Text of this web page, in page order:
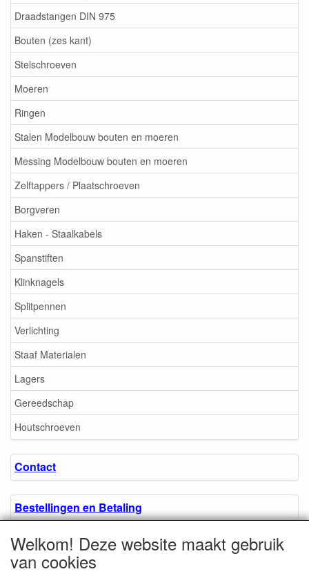
Draadstangen DIN 975
Bouten (zes kant)
Stelschroeven
Moeren
Ringen
Stalen Modelbouw bouten en moeren
Messing Modelbouw bouten en moeren
Zelftappers / Plaatschroeven
Borgveren
Haken - Staalkabels
Spanstiften
Klinknagels
Splitpennen
Verlichting
Staaf Materialen
Lagers
Gereedschap
Houtschroeven
Contact
Bestellingen en Betaling
Algemene voorwaarden
Welkom! Deze website maakt gebruik
van cookies